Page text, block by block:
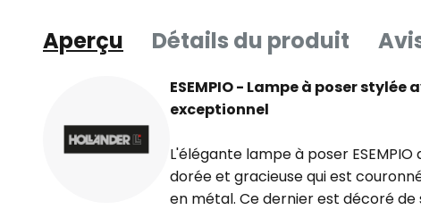
Aperçu Détails du produit
ESEMPIO - Lampe à poser
exceptionnel
L'élégante lampe à poser
dorée et gracieuse qui est
en métal. Ce dernier est décoré de